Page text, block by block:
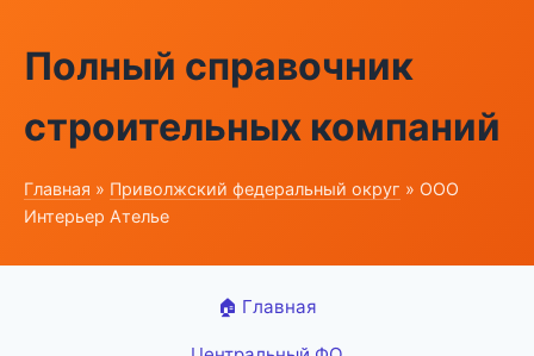
Полный справочник
строительных компаний
Главная » Приволжский федеральный округ » ООО
Интерьер Ателье
🏠 Главная